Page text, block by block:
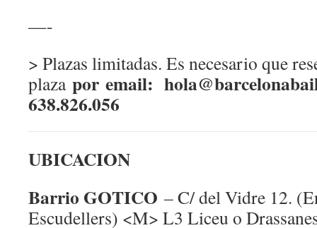
—-
> Plazas limitadas. Es necesario que
plaza por email:
638.826.056
UBICACION
Barrio GOTICO – C/ del Vidre 12.
Escudellers) <M> L3 Liceu o